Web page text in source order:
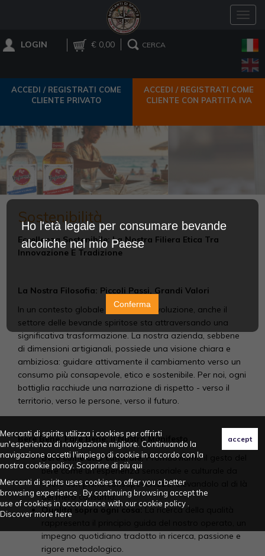
Mercanti di spirits utilizza i cookies per offrirti
un'esperienza di navigazione migliore. Continuando la
navigazione accetti l'impiego di cookie in accordo con la
nostra cookie policy. Scoprine di più qui
Mercanti di spirits uses cookies to offer you a better
browsing experience . By continuing browsing accept the
use of cookies in accordance with our cookie policy .
Discover more here
LOGIN € 0,00 CERCA
ACCEDI / REGISTRATI COME
CLIENTE PRIVATO
ACCEDI / REGISTRATI COME
CLIENTE CON PARTITA IVA
Sostenibilità
Eccellenza Sostenibile: La Nostra Filiera Etica Tra
Innovazione E Tradizione
La Nostra Filosofia: Piccoli Passi, Grandi Valori
In un contesto globale in continua evoluzione, anche il
settore delle bevande spiritose sta attraversando una
significativa trasformazione. La nostra azienda, sebbene
di dimensioni artigianali, possiede una visione chiara e
ambiziosa: guidare attivamente il cambiamento verso un
consumo più consapevole, etico e sostenibile. Per noi, ogni
bottiglia racchiude una narrazione di rispetto - verso il
territorio, verso le persone, verso il futuro.
Bere Bene, Fare Bene: il Nostro Manifesto
Bere come atto culturale:Promuoviamo il gesto del
bere come un'esperienza sensoriale e culturale da
vivere con piena consapevolezza, elevandolo al di là
del mero consumo.
Qualità sopra ogni cosa:La ricerca della qualità
impegno quotidiano tradotto in ricerca, passione e
rigore metodologico.
Ho l'età legale per consumare bevande
alcoliche nel mio Paese
Conferma